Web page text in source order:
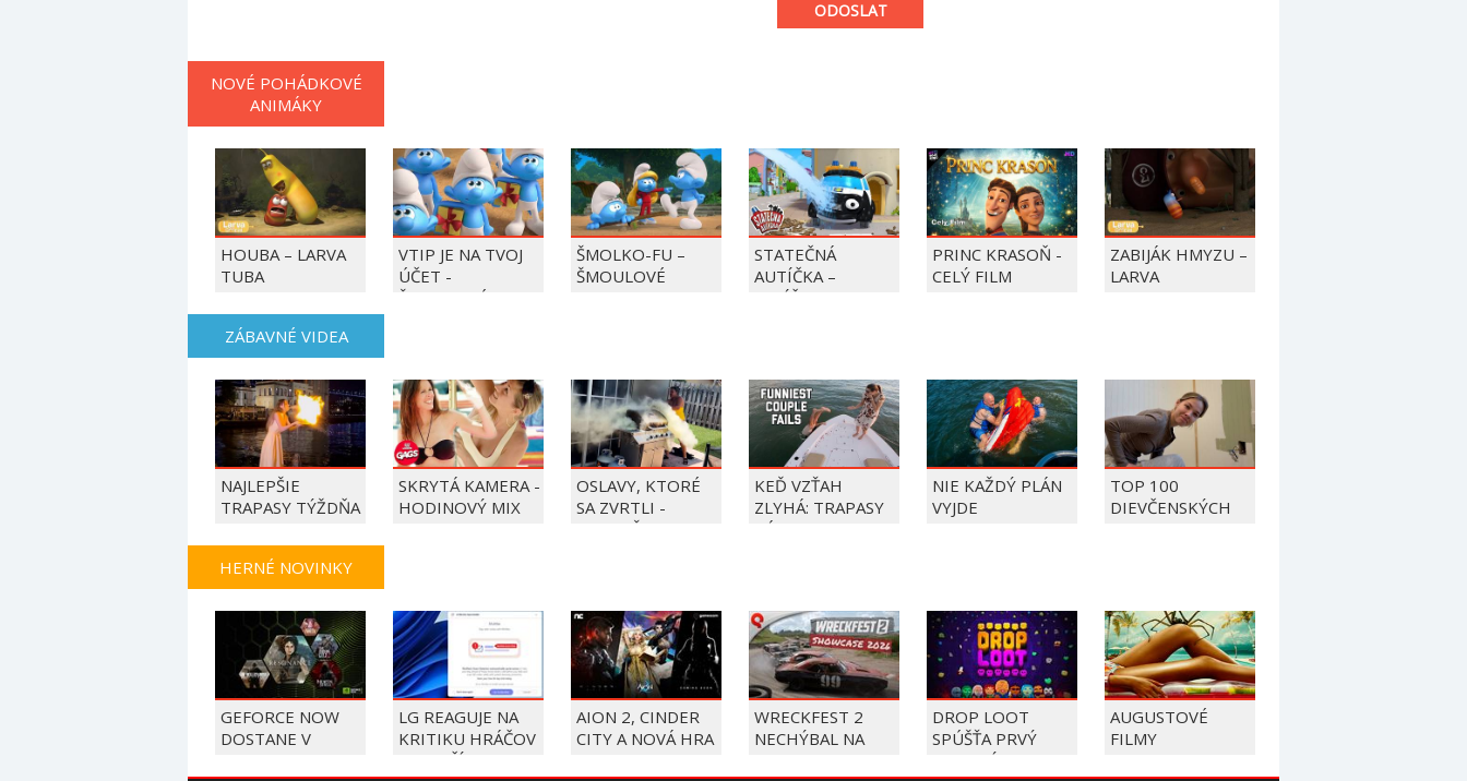
ODOSLAT
NOVÉ POHÁDKOVÉ
ANIMÁKY
HOUBA – LARVA
TUBA
VTIP JE NA TVOJ
ÚČET -
ŠMOULOVÉ
ŠMOLKO-FU –
ŠMOULOVÉ
STATEČNÁ
AUTÍČKA –
BALÍČEK PIERRE
PRINC KRASOŇ -
CELÝ FILM
ZABIJÁK HMYZU –
LARVA
ZÁBAVNÉ VIDEA
NAJLEPŠIE
TRAPASY TÝŽDŇA
SKRYTÁ KAMERA -
HODINOVÝ MIX
OSLAVY, KTORÉ
SA ZVRTLI -
NAJLEPŠIE
KEĎ VZŤAH
ZLYHÁ: TRAPASY
PÁROV
NIE KAŽDÝ PLÁN
VYJDE
TOP 100
DIEVČENSKÝCH
HERNÉ NOVINKY
GEFORCE NOW
DOSTANE V
LG REAGUJE NA
KRITIKU HRÁČOV
A KONČÍ S
AION 2, CINDER
CITY A NOVÁ HRA
WRECKFEST 2
NECHÝBAL NA
DROP LOOT
SPÚŠŤA PRVÝ
VEREJNÝ
AUGUSTOVÉ
FILMY